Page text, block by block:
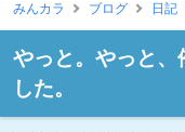
みんカラ ブログ 日記
やっと。やっと、
した。